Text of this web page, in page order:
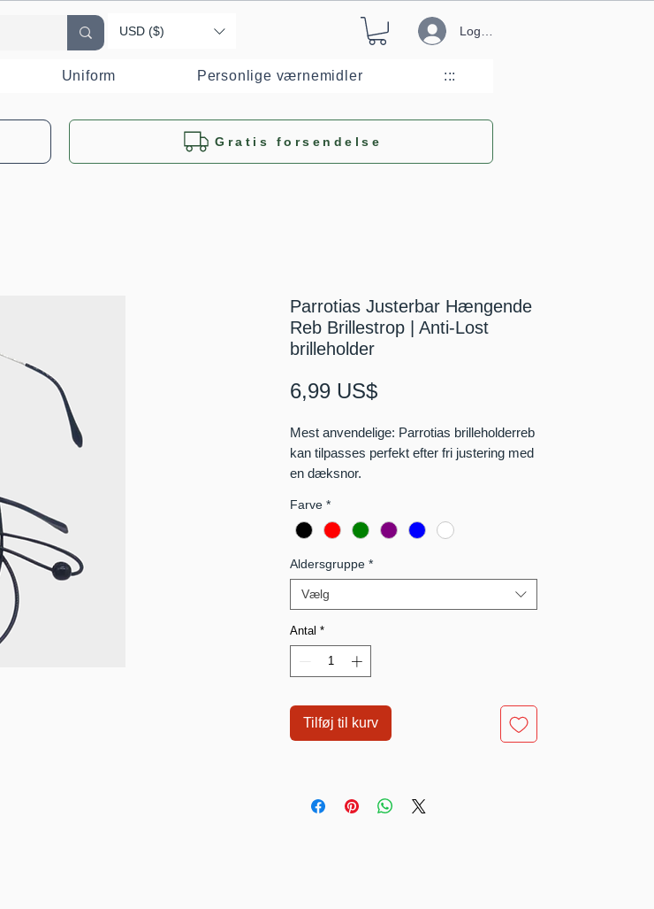
USD ($) Log ind
Uniform Personlige værnemidler :::
Gratis forsendelse
Parrotias Justerbar Hængende
Reb Brillestrop | Anti-Lost
brilleholder
6,99 US$Pris
Mest anvendelige: Parrotias brilleholderreb
kan tilpasses perfekt efter fri justering med
en dæksnor.
Størrelse: Folde- og hængelængden er 30
cm (11,5 tommer) og bredden er 1 cm
Farve *
Aldersgruppe *
Vælg
Antal *
Tilføj til kurv